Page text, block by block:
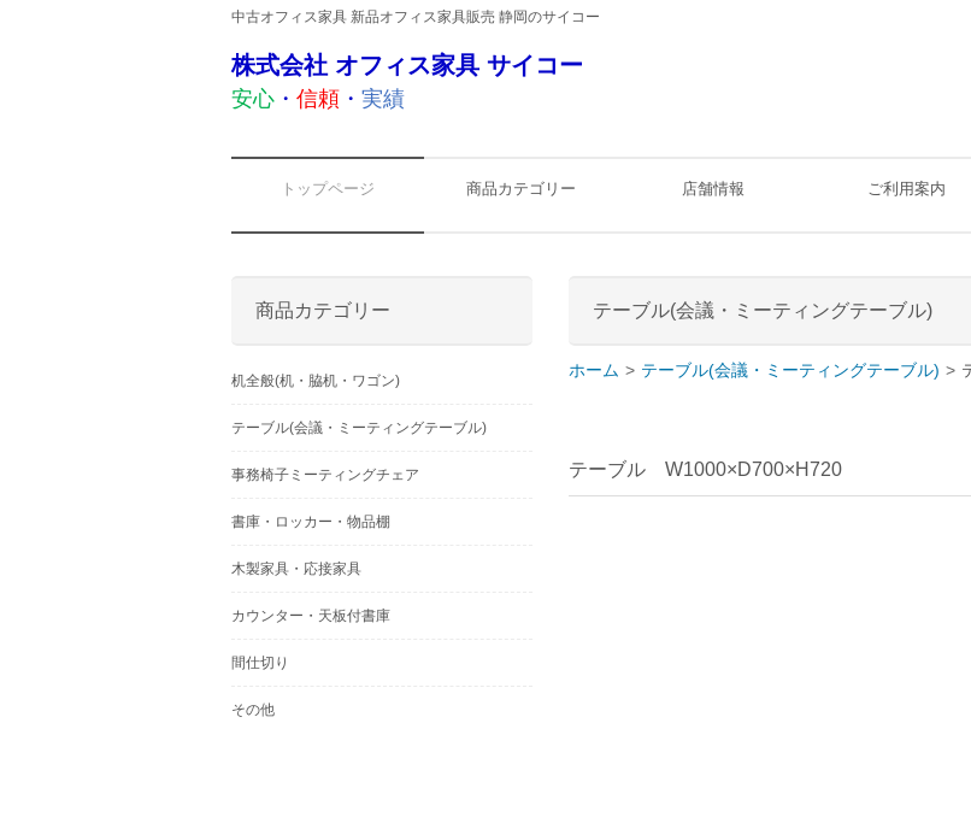
中古オフィス家具 新品オフィス家具販売 静岡のサイコー
株式会社 オフィス家具 サイコー
安心 ・ 信頼 ・ 実績
トップページ 商品カテゴリー 店舗情報 ご利用案内
テーブル(会議・ミーティングテーブル)
ホーム テーブル(会議・ミーティングテーブル)
テーブル W1000×D700×H720
商品カテゴリー
机全般(机・脇机・ワゴン)
テーブル(会議・ミーティングテーブル)
事務椅子ミーティングチェア
書庫・ロッカー・物品棚
木製家具・応接家具
カウンター・天板付書庫
間仕切り
その他